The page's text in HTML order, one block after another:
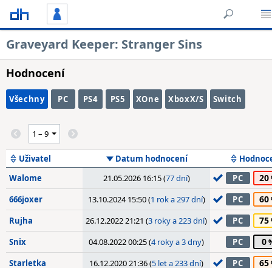
Graveyard Keeper: Stranger Sins
Hodnocení
Všechny PC PS4 PS5 XOne XboxX/S Switch
Uživatel Datum hodnocení
Walome
21.05.2026 16:15 (77 dní) PC 20
666joxer 13.10.2024 15:50 (1 rok a 297 dní) PC 60
Rujha 26.12.2022 21:21 (3 roky a 223 dní) PC 75
Snix 04.08.2022 00:25 (4 roky a 3 dny) PC 0
Starletka 16.12.2020 21:36 (5 let a 233 dní) PC 65